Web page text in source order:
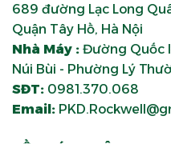
689 đường Lạc Long
Quận Tây Hồ, Hà Nội
Nhà Máy : Đường Quốc
Núi Bùi - Phường Lý
SĐT: 0981.370.068
Email: